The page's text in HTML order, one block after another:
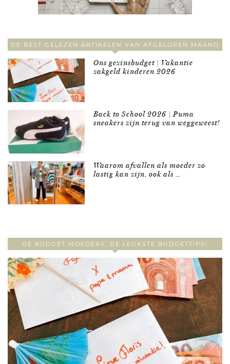
DE BEST GELEZEN ARTIKELEN VAN AFGELOPEN MAAND
Ons gezinsbudget | Vakantie
zakgeld kinderen 2026
Back to School 2026 | Puma
sneakers zijn terug van weggeweest!
Waarom afvallen als moeder zo
lastig kan zijn, ook als …
DE BUDGET MOEDERS, DE LEUKSTE BUDGETTIPS!